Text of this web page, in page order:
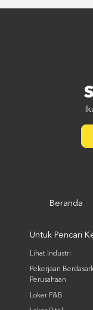
Beranda
Untuk Pencari
Lihat Industri
Pekerjaan
Perusahaan
Loker F&B